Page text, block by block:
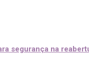
segurança na